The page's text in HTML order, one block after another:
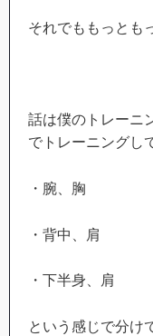
それでももっとも
話は僕のトレーニ
でトレーニングし
・腕、胸
・背中、肩
・下半身、肩
という感じで分け